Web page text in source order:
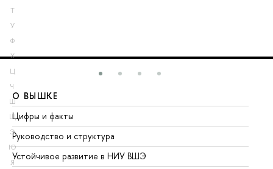
Т
У
Ф
Х
Ц
Ч
Ш
Щ
Э
Ю
Я
О ВЫШКЕ
Цифры и факты
Руководство и структура
Устойчивое развитие в НИУ ВШЭ